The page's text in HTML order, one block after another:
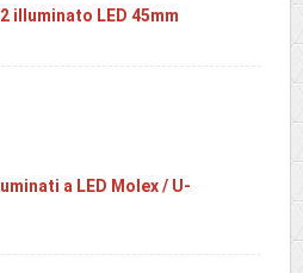
illuminato LED 45mm
a LED Molex / U-